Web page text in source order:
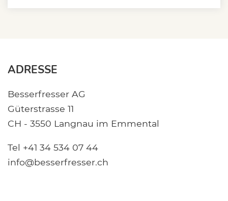
ADRESSE
Besserfresser AG
Güterstrasse 11
CH - 3550 Langnau im Emmental
Tel +41 34 534 07 44
info@besserfresser.ch